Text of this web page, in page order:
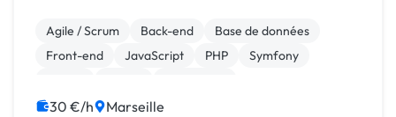
de projet. Je vous accompagne de A à Z pour la ...
Agile / Scrum Back-end
Base de données
Front-end
JavaScript PHP
Symfony
30 €/h Marseille